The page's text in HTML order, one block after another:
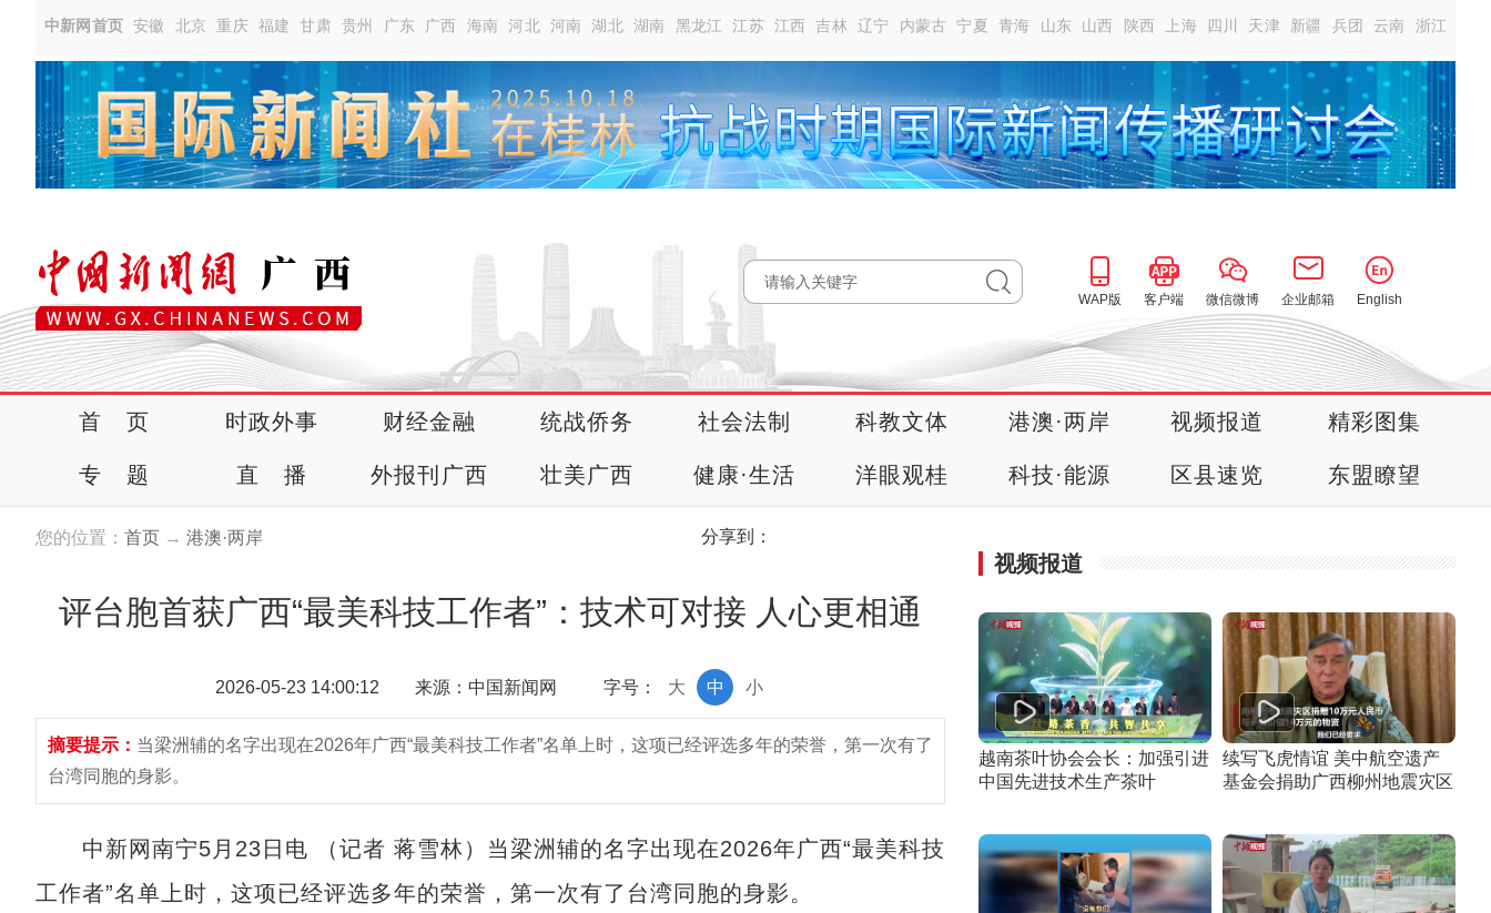
中新网首页 安徽 北京 重庆 福建 甘肃 贵州 广东 广西 海南 河北 河南 湖北 湖南 黑龙江 江苏 江西 吉林 辽宁 内蒙古 宁夏 青海 山东 山西 陕西 上海 四川 天津 新疆 兵团 云南 浙江
WAP版 客户端 微信微博 企业邮箱 English
首 页 时政外事 财经金融 统战侨务 社会法制 科教文体 港澳·两岸 视频报道 精彩图集
专 题 直 播 外报刊广西 壮美广西 健康·生活 洋眼观桂 科技·能源 区县速览 东盟瞭望
您的位置： 首页 → 港澳·两岸 分享到：
评台胞首获广西“最美科技工作者”：技术可对接 人心更相通
2026-05-23 14:00:12 来源：中国新闻网 字号： 小
中
大
摘要提示： 当梁洲辅的名字出现在2026年广西“最美科技工作者”名单上时，这项已经评选多年的荣誉，第一次有了
台湾同胞的身影。
中新网南宁5月23日电 （记者 蒋雪林）当梁洲辅的名字出现在2026年广西“最美科技
工作者”名单上时，这项已经评选多年的荣誉，第一次有了台湾同胞的身影。
视频报道
越南茶叶协会会长：加强引进
中国先进技术生产茶叶
续写飞虎情谊 美中航空遗产
基金会捐助广西柳州地震灾区